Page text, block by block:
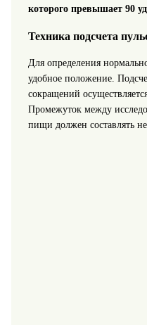
которого превышает 90
Техника подсчета
Для определения
удобное положение.
сокращений
Промежуток между
пищи должен составлять